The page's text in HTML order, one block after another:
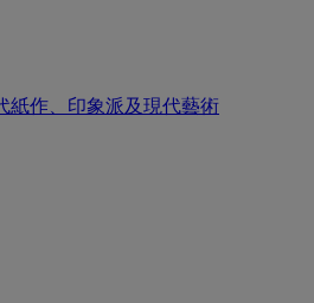
紙作、印象派及現代藝術